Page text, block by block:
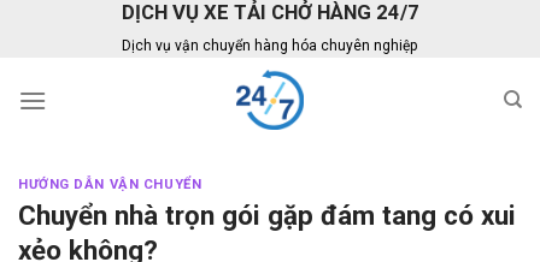
DỊCH VỤ XE TẢI CHỞ HÀNG 24/7
Dịch vụ vận chuyển hàng hóa chuyên nghiệp
HƯỚNG DẪN VẬN CHUYỂN
Chuyển nhà trọn gói gặp đám tang có xui
xẻo không?